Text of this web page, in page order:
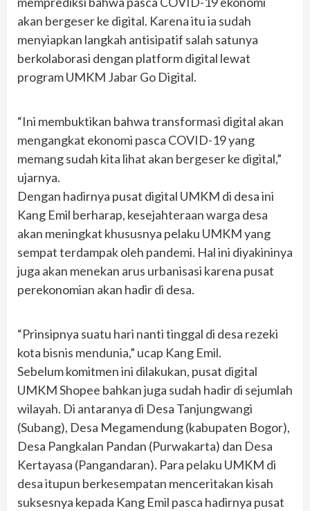
akan bergeser ke digital. Karena itu ia sudah
menyiapkan langkah antisipatif salah satunya
berkolaborasi dengan platform digital lewat
program UMKM Jabar Go Digital.
“Ini membuktikan bahwa transformasi digital akan
mengangkat ekonomi pasca COVID-19 yang
memang sudah kita lihat akan bergeser ke digital,”
ujarnya.
Dengan hadirnya pusat digital UMKM di desa ini
Kang Emil berharap, kesejahteraan warga desa
akan meningkat khususnya pelaku UMKM yang
sempat terdampak oleh pandemi. Hal ini diyakininya
juga akan menekan arus urbanisasi karena pusat
perekonomian akan hadir di desa.
“Prinsipnya suatu hari nanti tinggal di desa rezeki
kota bisnis mendunia,” ucap Kang Emil.
Sebelum komitmen ini dilakukan, pusat digital
UMKM Shopee bahkan juga sudah hadir di sejumlah
wilayah. Di antaranya di Desa Tanjungwangi
(Subang), Desa Megamendung (kabupaten Bogor),
Desa Pangkalan Pandan (Purwakarta) dan Desa
Kertayasa (Pangandaran). Para pelaku UMKM di
desa itupun berkesempatan menceritakan kisah
suksesnya kepada Kang Emil pasca hadirnya pusat